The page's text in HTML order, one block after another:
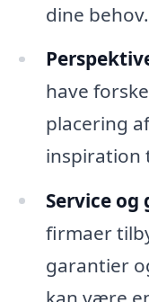
dine behov.
have
placering
inspiration
Service
firmaer
garantier